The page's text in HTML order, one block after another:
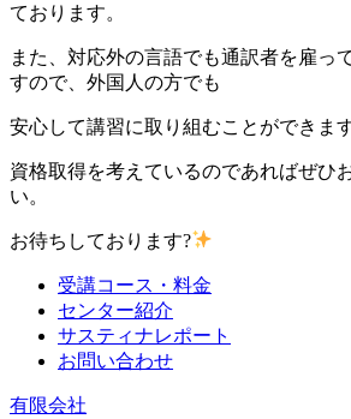
ております。
また、対応外の言語でも通訳者を雇っ
すので、外国人の方でも
安心して講習に取り組むことができます
資格取得を考えているのであればぜひ
い。
お待ちしております?
受講コース・料金
センター紹介
サスティナレポート
お問い合わせ
有限会社